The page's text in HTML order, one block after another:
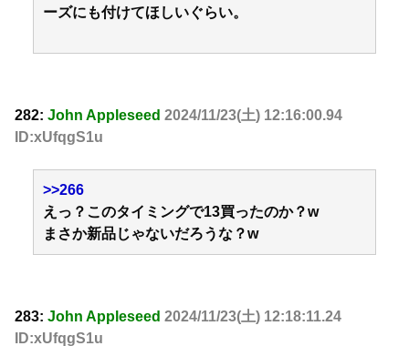
ーズにも付けてほしいぐらい。
282: John Appleseed 2024/11/23(土) 12:16:00.94
ID:xUfqgS1u
>>266
えっ？このタイミングで13買ったのか？w
まさか新品じゃないだろうな？w
283: John Appleseed 2024/11/23(土) 12:18:11.24
ID:xUfqgS1u